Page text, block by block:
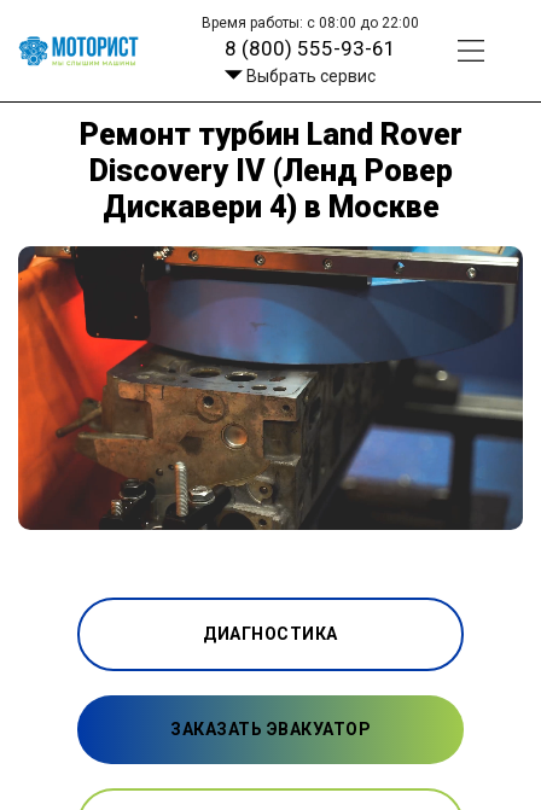
Время работы: с 08:00 до 22:00
8 (800) 555-93-61
Выбрать сервис
Ремонт турбин Land Rover
Discovery IV (Ленд Ровер
Дискавери 4) в Москве
ДИАГНОСТИКА
ЗАКАЗАТЬ ЭВАКУАТОР